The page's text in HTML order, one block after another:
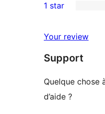
reviews
star
2-
reviews
star
review
1 star
Your review
Support
Quelque chose
d’aide ?